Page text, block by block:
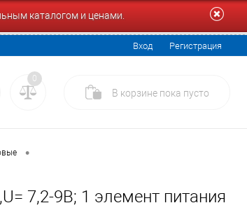
каталогом и ценами.
Вход Регистрация
0
В корзине пока пусто
•
7,2-9В; 1 элемент питания